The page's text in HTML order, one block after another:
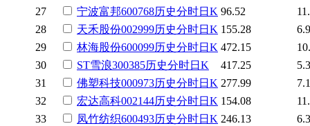
27
宁波富邦600768历史分时日K 96.52
28
天禾股份002999历史分时日K 155.28
29
林海股份600099历史分时日K 472.15
30
ST雪浪300385历史分时日K 417.25
31
佛塑科技000973历史分时日K 277.99
32
宏达高科002144历史分时日K 154.08
33
凤竹纺织600493历史分时日K 246.13